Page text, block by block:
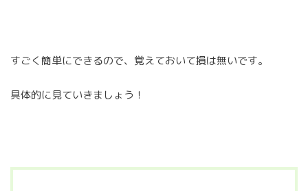
すごく簡単にできるので、覚えておいて損は無いです。
具体的に見ていきましょう！